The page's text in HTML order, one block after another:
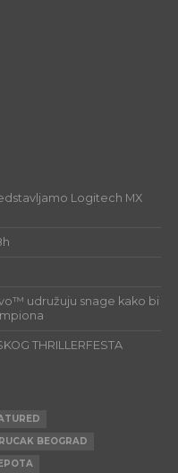
Logitech MX
udružuju snage kako bi
THRILLERFESTA
BEOGRAD